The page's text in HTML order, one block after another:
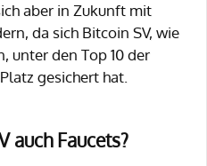
aber in Zukunft mit
da sich Bitcoin SV, wie
unter den Top 10 der
gesichert hat.
auch Faucets?